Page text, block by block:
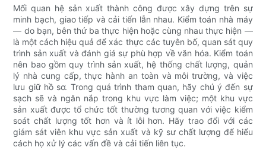
Mối quan hệ sản xuất thành công được xây dựng trên sự
minh bạch, giao tiếp và cải tiến lẫn nhau. Kiểm toán nhà máy
— do bạn, bên thứ ba thực hiện hoặc cùng nhau thực hiện —
là một cách hiệu quả để xác thực các tuyên bố, quan sát quy
trình sản xuất và đánh giá sự phù hợp về văn hóa. Kiểm toán
nên bao gồm quy trình sản xuất, hệ thống chất lượng, quản
lý nhà cung cấp, thực hành an toàn và môi trường, và việc
lưu giữ hồ sơ. Trong quá trình tham quan, hãy chú ý đến sự
sạch sẽ và ngăn nắp trong khu vực làm việc; một khu vực
sản xuất được tổ chức tốt thường tương quan với việc kiểm
soát chất lượng tốt hơn và ít lỗi hơn. Hãy trao đổi với các
giám sát viên khu vực sản xuất và kỹ sư chất lượng để hiểu
cách họ xử lý các vấn đề và cải tiến liên tục.